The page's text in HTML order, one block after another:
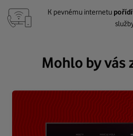
K pevnému internetu
Mohlo by vás